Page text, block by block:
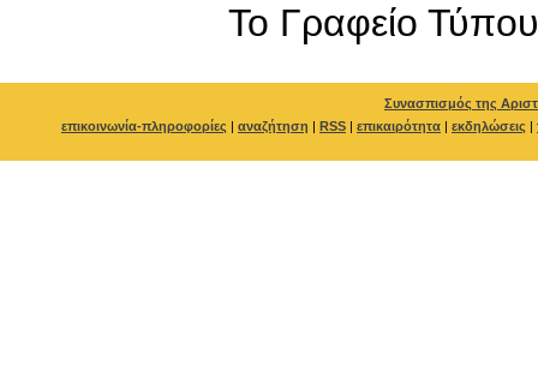
To Γραφείο Τύπου
Συνασπισμός της
επικοινωνία-πληροφορίες | αναζήτηση | RSS | επικαιρότητα | εκδηλώσεις |